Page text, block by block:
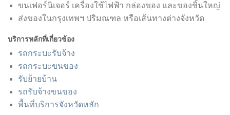
ขนเฟอร์นิเจอร์ เครื่องใช้ไฟฟ้า กล่องของ และของชิ้นใหญ่
ส่งของในกรุงเทพฯ ปริมณฑล หรือเส้นทางต่างจังหวัด
บริการหลักที่เกี่ยวข้อง
รถกระบะรับจ้าง
รถกระบะขนของ
รับย้ายบ้าน
รถรับจ้างขนของ
พื้นที่บริการจังหวัดหลัก